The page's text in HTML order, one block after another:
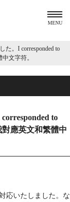
MENU
。I corresponded to
中文字符。
to
對應英文和繁體中
応いたしました。な